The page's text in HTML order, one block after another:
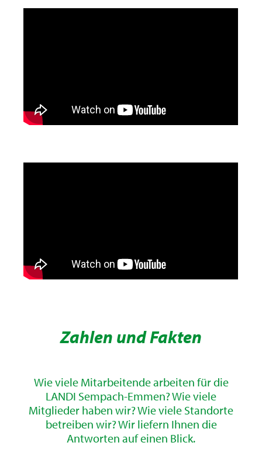
Zahlen und Fakten
Wie viele Mitarbeitende arbeiten für die
LANDI Sempach-Emmen? Wie viele
Mitglieder haben wir? Wie viele Standorte
betreiben wir? Wir liefern Ihnen die
Antworten auf einen Blick.